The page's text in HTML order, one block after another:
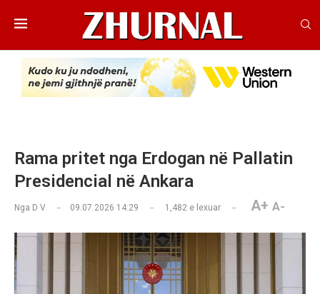
Rama pritet nga Erdogan në Pallatin
Presidencial në Ankara
Nga D V 09.07.2026 14:29 1,482 e lexuar A+ A-